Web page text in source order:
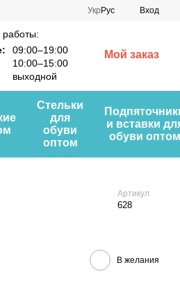
Укр Рус Вход
работы:
09:00–19:00
10:00–15:00
выходной
Мой заказ
Стельки
для
обуви
оптом
и вставки
обуви оптом
Артикул
628
В желания